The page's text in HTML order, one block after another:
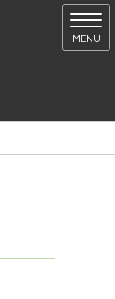
MENU